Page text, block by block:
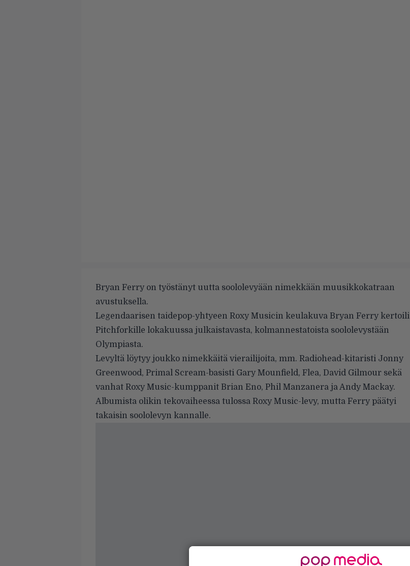
Bryan Ferry on työstänyt uutta soololevyään nimekkään muusikkokatraan
avustuksella.
Legendaarisen taidepop-yhtyeen Roxy Musicin keulakuva Bryan Ferry kertoili
Pitchforkille lokakuussa julkaistavasta, kolmannestatoista soololevystään
Olympiasta.
Levyltä löytyy joukko nimekkäitä vierailijoita, mm. Radiohead-kitaristi Jonny
Greenwood, Primal Scream-basisti Gary Mounfield, Flea, David Gilmour sekä
vanhat Roxy Music-kumppanit Brian Eno, Phil Manzanera ja Andy Mackay.
Albumista olikin tekovaiheessa tulossa Roxy Music-levy, mutta Ferry päätyi
takaisin soololevyn kannalle.